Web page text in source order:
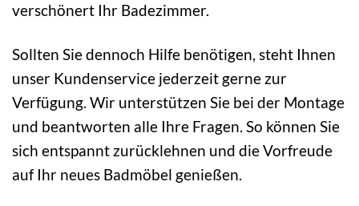
verschönert Ihr Badezimmer.
Sollten Sie dennoch Hilfe benötigen, steht Ihnen
unser Kundenservice jederzeit gerne zur
Verfügung. Wir unterstützen Sie bei der Montage
und beantworten alle Ihre Fragen. So können Sie
sich entspannt zurücklehnen und die Vorfreude
auf Ihr neues Badmöbel genießen.